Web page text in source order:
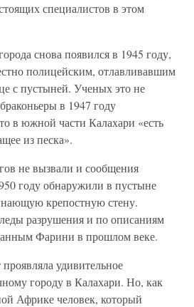
специалистов в этом
снова появился в 1945 году,
полицейским, отлавливавшим
с пустыней. Ученых это не
в 1947 году
в южной части Калахари «есть
из песка».
не вызвали и сообщения
году обнаружили в пустыне
крепостную стену.
разрушения и по описаниям
Фарини в прошлом веке.
удивительное
городу в Калахари. Но, как
Африке человек, который